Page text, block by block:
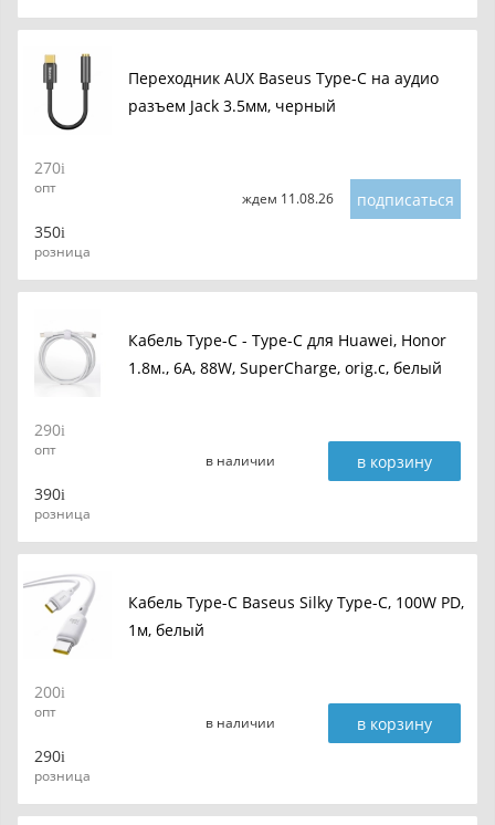
Переходник AUX Baseus Type-C на аудио
разъем Jack 3.5мм, черный
270
опт
350
розница
ждем 11.08.26 подписаться
Кабель Type-C - Type-C для Huawei, Honor
1.8м., 6A, 88W, SuperCharge, orig.c, белый
290
опт
390
розница
в наличии в корзину
Кабель Type-C Baseus Silky Type-C, 100W PD,
1м, белый
200
опт
290
розница
в наличии в корзину